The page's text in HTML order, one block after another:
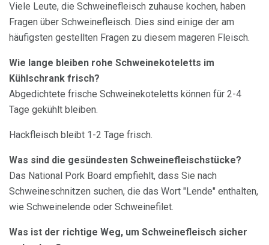
Viele Leute, die Schweinefleisch zuhause kochen, haben
Fragen über Schweinefleisch. Dies sind einige der am
häufigsten gestellten Fragen zu diesem mageren Fleisch.
Wie lange bleiben rohe Schweinekoteletts im
Kühlschrank frisch?
Abgedichtete frische Schweinekoteletts können für 2-4
Tage gekühlt bleiben.
Hackfleisch bleibt 1-2 Tage frisch.
Was sind die gesündesten Schweinefleischstücke?
Das National Pork Board empfiehlt, dass Sie nach
Schweineschnitzen suchen, die das Wort "Lende" enthalten,
wie Schweinelende oder Schweinefilet.
Was ist der richtige Weg, um Schweinefleisch sicher